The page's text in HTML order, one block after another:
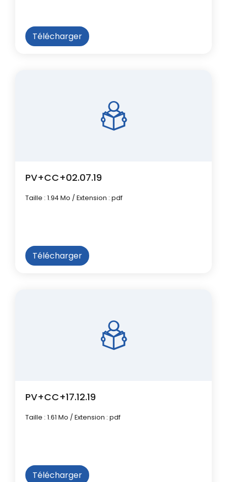
Télécharger
PV+CC+02.07.19
Taille : 1.94 Mo / Extension : pdf
Télécharger
PV+CC+17.12.19
Taille : 1.61 Mo / Extension : pdf
Télécharger